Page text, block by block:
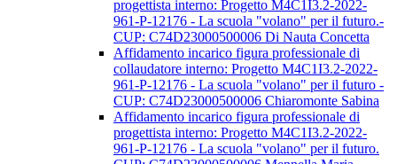
progettista interno: Progetto M4C1I3.2-2022-
961-P-12176 - La scuola "volano" per il futuro.-
CUP: C74D23000500006 Di Nauta Concetta
Affidamento incarico figura professionale di
collaudatore interno: Progetto M4C1I3.2-2022-
961-P-12176 - La scuola "volano" per il futuro -
CUP: C74D23000500006 Chiaromonte Sabina
Affidamento incarico figura professionale di
progettista interno: Progetto M4C1I3.2-2022-
961-P-12176 - La scuola "volano" per il futuro.